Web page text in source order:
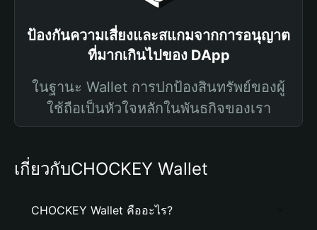
ป้องกันความเสี่ยงและสแกมจากการอนุญาต
ที่มากเกินไปของ DApp
ในฐานะ Wallet การปกป้องสินทรัพย์ของผู้
ใช้ถือเป็นหัวใจหลักในพันธกิจของเรา
เกี่ยวกับCHOCKEY Wallet
CHOCKEY Wallet คืออะไร?